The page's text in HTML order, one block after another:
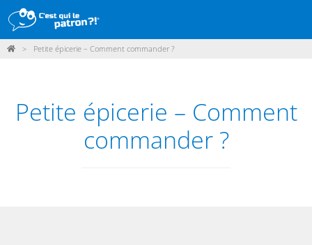
POINTS DE VENTE
PARTICIPER
> Petite épicerie – Comment commander ?
Petite épicerie – Comment
commander ?